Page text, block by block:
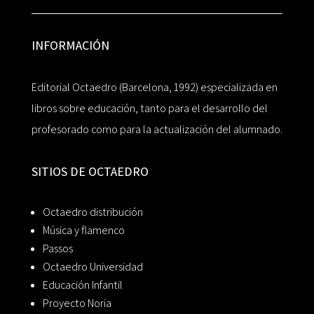
INFORMACIÓN
Editorial Octaedro (Barcelona, 1992) especializada en
libros sobre educación, tanto para el desarrollo del
profesorado como para la actualización del alumnado.
SITIOS DE OCTAEDRO
Octaedro distribución
Música y flamenco
Passos
Octaedro Universidad
Educación Infantil
Proyecto Noria